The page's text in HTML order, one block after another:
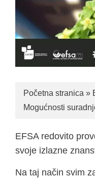
Početna stranica »
Mogućnosti
EFSA redovito
svoje izlazne
Na taj način svim